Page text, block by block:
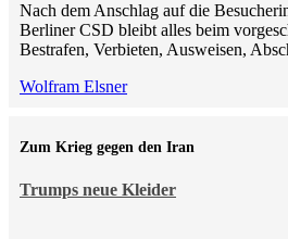
Nach dem Anschlag auf die
Berliner CSD bleibt alles beim
Bestrafen, Verbieten, Ausweisen,
Wolfram Elsner
Trumps neue Kleider
Zum Krieg gegen den Iran